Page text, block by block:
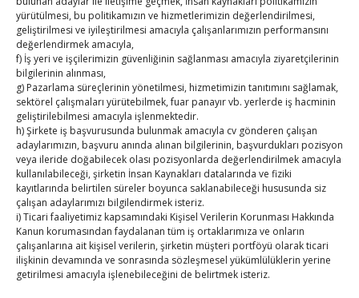
yürütülmesi, bu politikamızın ve hizmetlerimizin değerlendirilmesi,
geliştirilmesi ve iyileştirilmesi amacıyla çalışanlarımızın performansını
değerlendirmek amacıyla,
f) İş yeri ve işçilerimizin güvenliğinin sağlanması amacıyla ziyaretçilerinin
bilgilerinin alınması,
g) Pazarlama süreçlerinin yönetilmesi, hizmetimizin tanıtımını sağlamak,
sektörel çalışmaları yürütebilmek, fuar panayır vb. yerlerde iş hacminin
geliştirilebilmesi amacıyla işlenmektedir.
h) Şirkete iş başvurusunda bulunmak amacıyla cv gönderen çalışan
adaylarımızın, başvuru anında alınan bilgilerinin, başvurdukları pozisyon
veya ileride doğabilecek olası pozisyonlarda değerlendirilmek amacıyla
kullanılabileceği, şirketin İnsan Kaynakları datalarında ve fiziki
kayıtlarında belirtilen süreler boyunca saklanabileceği hususunda siz
çalışan adaylarımızı bilgilendirmek isteriz.
i) Ticari faaliyetimiz kapsamındaki Kişisel Verilerin Korunması Hakkında
Kanun korumasından faydalanan tüm iş ortaklarımıza ve onların
çalışanlarına ait kişisel verilerin, şirketin müşteri portföyü olarak ticari
ilişkinin devamında ve sonrasında sözleşmesel yükümlülüklerin yerine
getirilmesi amacıyla işlenebileceğini de belirtmek isteriz.
E-BÜLTEN
Kasaba Ekonomi Dergisi
TOBB HABER
TUTSO İktisadi Durum Raporu
Kahramanmaraş Ticaret ve Sanayi Odası’nın yeni
binası hizmete açıldı
Diren ailesine taziye ziyareti
Hisarcıklıoğlu, Ardahan Üniversitesi Rektörü Prof. Dr.
Emiroğlu’nu kabul etti